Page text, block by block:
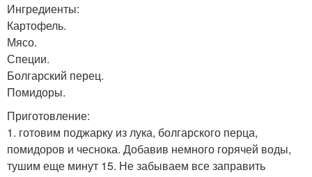
Ингредиенты:
Картофель.
Мясо.
Специи.
Болгарский перец.
Помидоры.
Приготовление:
1. готовим поджарку из лука, болгарского перца,
помидоров и чеснока. Добавив немного горячей воды,
тушим еще минут 15. Не забываем все заправить